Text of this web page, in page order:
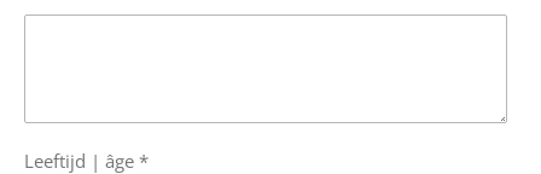
Leeftijd | âge *